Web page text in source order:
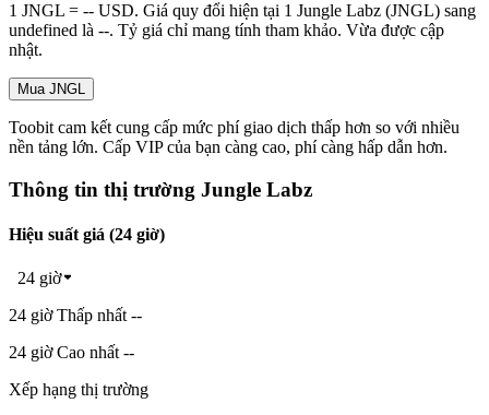
1 JNGL = -- USD. Giá quy đổi hiện tại 1 Jungle Labz (JNGL) sang
undefined là --. Tỷ giá chỉ mang tính tham khảo. Vừa được cập
nhật.
Mua JNGL
Toobit cam kết cung cấp mức phí giao dịch thấp hơn so với nhiều
nền tảng lớn. Cấp VIP của bạn càng cao, phí càng hấp dẫn hơn.
Thông tin thị trường Jungle Labz
Hiệu suất giá (24 giờ)
24 giờ
24 giờ Thấp nhất --
24 giờ Cao nhất --
Xếp hạng thị trường